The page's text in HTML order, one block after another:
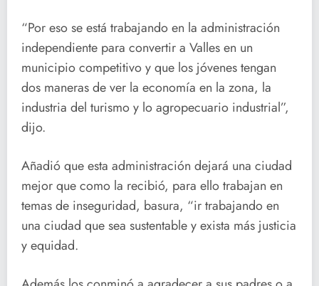
“Por eso se está trabajando en la administración
independiente para convertir a Valles en un
municipio competitivo y que los jóvenes tengan
dos maneras de ver la economía en la zona, la
industria del turismo y lo agropecuario industrial”,
dijo.
Añadió que esta administración dejará una ciudad
mejor que como la recibió, para ello trabajan en
temas de inseguridad, basura, “ir trabajando en
una ciudad que sea sustentable y exista más justicia
y equidad.